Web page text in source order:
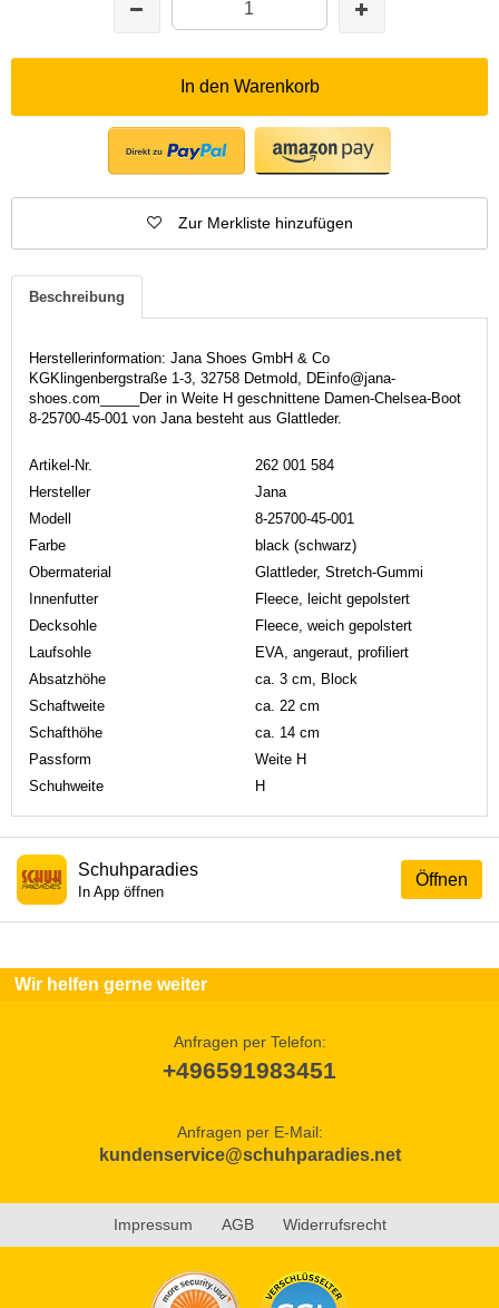
In den Warenkorb
Zur Merkliste hinzufügen
Beschreibung
Herstellerinformation: Jana Shoes GmbH & Co
KGKlingenbergstraße 1-3, 32758 Detmold, DEinfo@jana-
shoes.com_____Der in Weite H geschnittene Damen-Chelsea-Boot
8-25700-45-001 von Jana besteht aus Glattleder.
Artikel-Nr.
262 001 584
Hersteller
Jana
Modell
8-25700-45-001
Farbe
black (schwarz)
Obermaterial
Glattleder, Stretch-Gummi
Innenfutter
Fleece, leicht gepolstert
Decksohle
Fleece, weich gepolstert
Laufsohle
EVA, angeraut, profiliert
Absatzhöhe
ca. 3 cm, Block
Schaftweite
ca. 22 cm
Schafthöhe
ca. 14 cm
Passform
Weite H
Schuhweite
H
Öffnen
Schuhparadies
In App öffnen
Wir helfen gerne weiter
Anfragen per Telefon:
+496591983451
Anfragen per E-Mail:
kundenservice@schuhparadies.net
Impressum AGB Widerrufsrecht